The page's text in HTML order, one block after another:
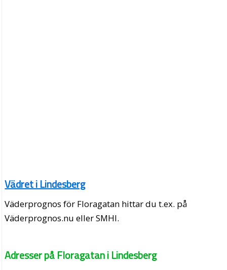
Vädret i Lindesberg
Väderprognos för Floragatan hittar du t.ex. på
Väderprognos.nu eller SMHI.
Adresser på Floragatan i Lindesberg